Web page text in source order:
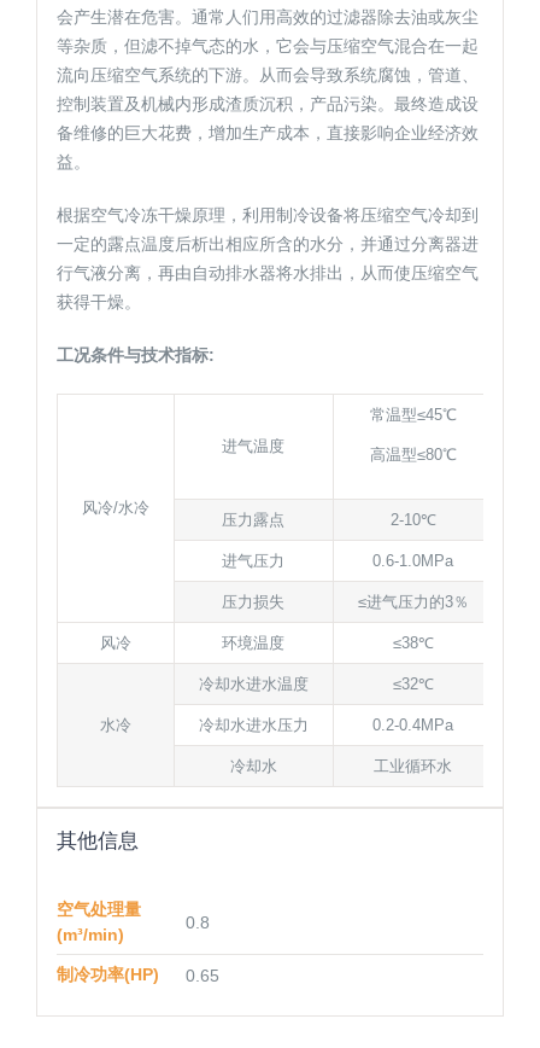
会产生潜在危害。通常人们用高效的过滤器除去油或灰尘
等杂质，但滤不掉气态的水，它会与压缩空气混合在一起
流向压缩空气系统的下游。从而会导致系统腐蚀，管道、
控制装置及机械内形成渣质沉积，产品污染。最终造成设
备维修的巨大花费，增加生产成本，直接影响企业经济效
益。
根据空气冷冻干燥原理，利用制冷设备将压缩空气冷却到
一定的露点温度后析出相应所含的水分，并通过分离器进
行气液分离，再由自动排水器将水排出，从而使压缩空气
获得干燥。
工况条件与技术指标:
风冷/水冷
进气温度
常温型≤45℃
高温型≤80℃
压力露点 2-10℃
进气压力 0.6-1.0MPa
压力损失 ≤进气压力的3％
风冷 环境温度 ≤38℃
水冷
冷却水进水温度 ≤32℃
冷却水进水压力 0.2-0.4MPa
冷却水 工业循环水
其他信息
空气处理量
(m³/min)
0.8
制冷功率(HP) 0.65